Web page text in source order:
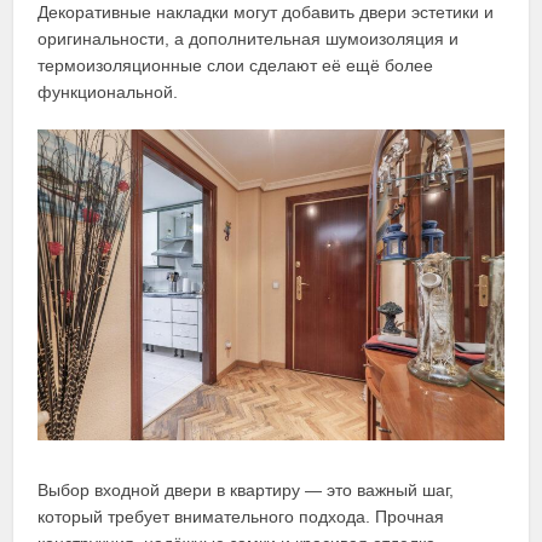
Декоративные накладки могут добавить двери эстетики и
оригинальности, а дополнительная шумоизоляция и
термоизоляционные слои сделают её ещё более
функциональной.
Выбор входной двери в квартиру — это важный шаг,
который требует внимательного подхода. Прочная